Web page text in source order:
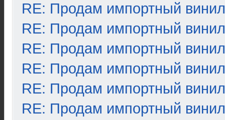
RE: Продам импортный винил
RE: Продам импортный винил
RE: Продам импортный винил
RE: Продам импортный винил
RE: Продам импортный винил
RE: Продам импортный винил